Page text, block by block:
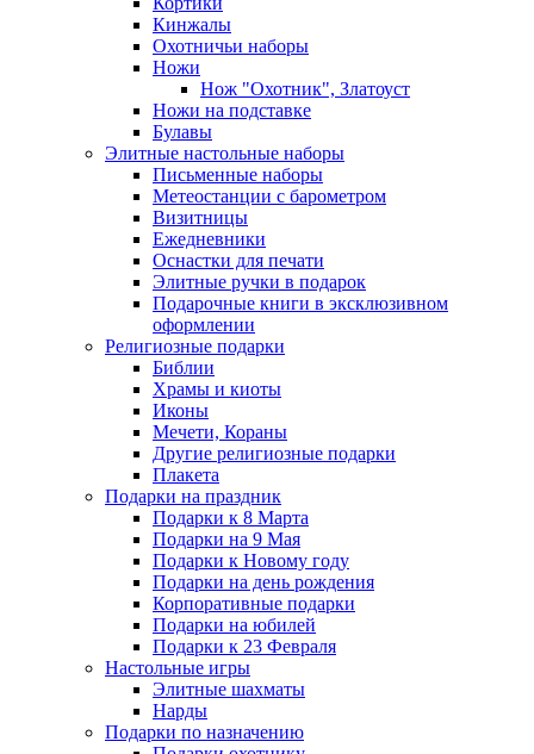
Кинжалы
Охотничьи наборы
Ножи
Нож "Охотник", Златоуст
Ножи на подставке
Булавы
Элитные настольные наборы
Письменные наборы
Метеостанции с барометром
Визитницы
Ежедневники
Оснастки для печати
Элитные ручки в подарок
Подарочные книги в эксклюзивном
оформлении
Религиозные подарки
Библии
Храмы и киоты
Иконы
Мечети, Кораны
Другие религиозные подарки
Плакета
Подарки на праздник
Подарки к 8 Марта
Подарки на 9 Мая
Подарки к Новому году
Подарки на день рождения
Корпоративные подарки
Подарки на юбилей
Подарки к 23 Февраля
Настольные игры
Элитные шахматы
Нарды
Подарки по назначению